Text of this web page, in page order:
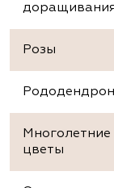
Розы
Многолетние
цветы